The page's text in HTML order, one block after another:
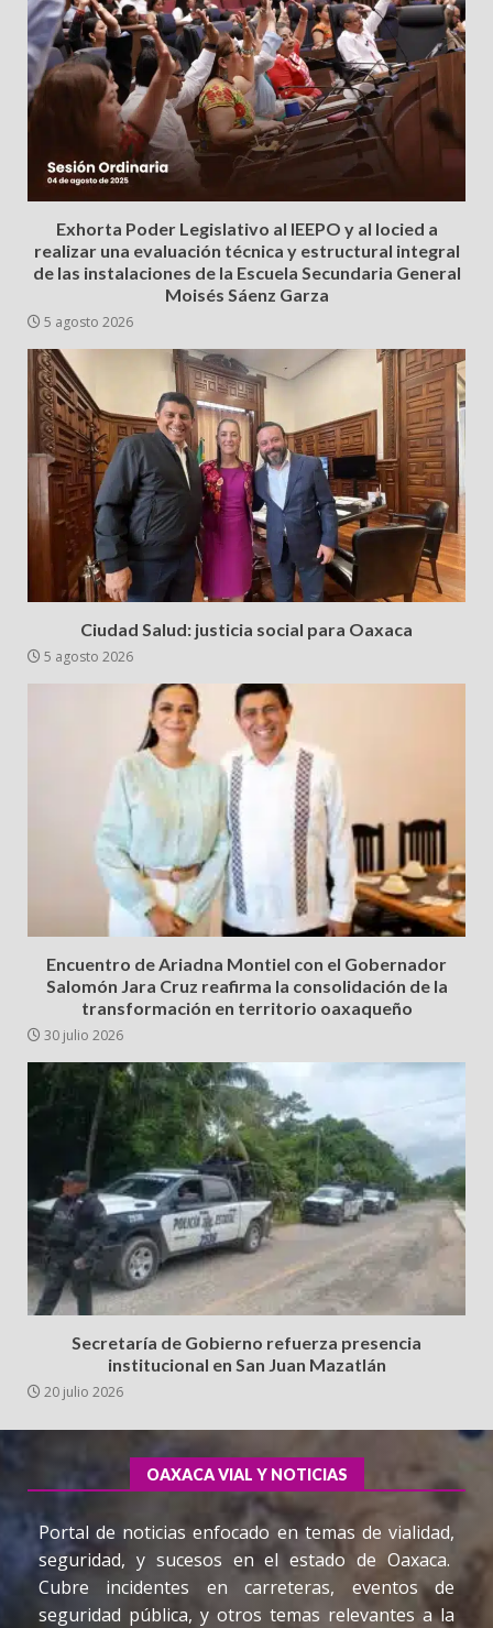
Exhorta Poder Legislativo al IEEPO y al Iocied a
realizar una evaluación técnica y estructural integral
de las instalaciones de la Escuela Secundaria General
Moisés Sáenz Garza
5 agosto 2026
Ciudad Salud: justicia social para Oaxaca
5 agosto 2026
Encuentro de Ariadna Montiel con el Gobernador
Salomón Jara Cruz reafirma la consolidación de la
transformación en territorio oaxaqueño
30 julio 2026
Secretaría de Gobierno refuerza presencia
institucional en San Juan Mazatlán
20 julio 2026
OAXACA VIAL Y NOTICIAS
Portal de noticias enfocado en temas de vialidad,
seguridad, y sucesos en el estado de Oaxaca.
Cubre incidentes en carreteras, eventos de
seguridad pública, y otros temas relevantes a la